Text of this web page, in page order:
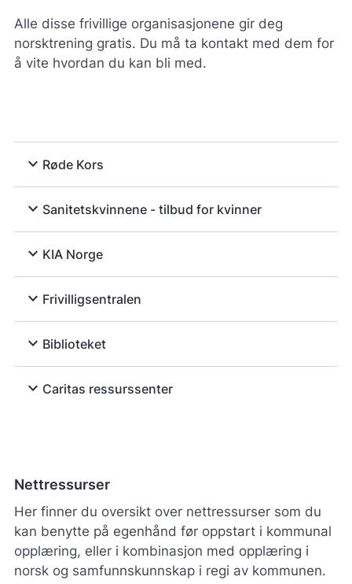
Alle disse frivillige organisasjonene gir deg
norsktrening gratis. Du må ta kontakt med dem for
å vite hvordan du kan bli med.
expand_more Røde Kors
expand_more Sanitetskvinnene - tilbud for kvinner
expand_more KIA Norge
expand_more Frivilligsentralen
expand_more Biblioteket
expand_more Caritas ressurssenter
Nettressurser
Her finner du oversikt over nettressurser som du
kan benytte på egenhånd før oppstart i kommunal
opplæring, eller i kombinasjon med opplæring i
norsk og samfunnskunnskap i regi av kommunen.
o
s
s
m
ø
n
e
t
s
t
e
d
e
b
e
i
v
a
e
r